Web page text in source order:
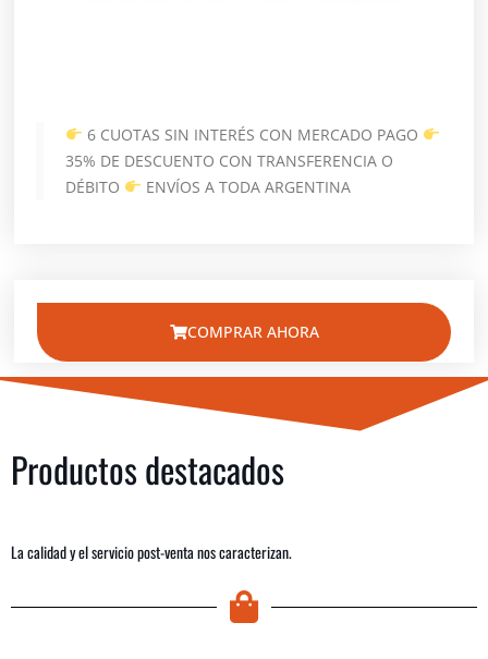
6 CUOTAS SIN INTERÉS CON MERCADO PAGO
35% DE DESCUENTO CON TRANSFERENCIA O
DÉBITO
ENVÍOS A TODA ARGENTINA
COMPRAR AHORA
Productos destacados
La calidad y el servicio post-venta nos caracterizan.